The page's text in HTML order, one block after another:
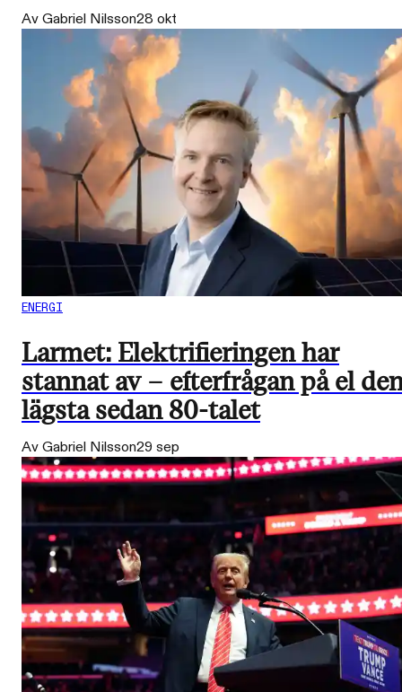
Av Gabriel Nilsson28 okt
ENERGI
Larmet: Elektrifieringen har
stannat av – efterfrågan på el
lägsta sedan 80-talet
Av Gabriel Nilsson29 sep